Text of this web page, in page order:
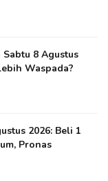
8 Agustus
Waspada?
2026: Beli 1
Pronas